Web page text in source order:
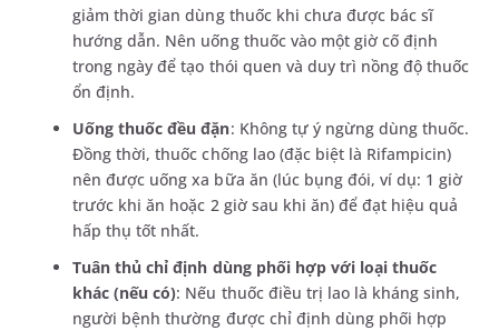
giảm thời gian dùng thuốc khi chưa được bác sĩ
hướng dẫn. Nên uống thuốc vào một giờ cố định
trong ngày để tạo thói quen và duy trì nồng độ thuốc
ổn định.
Uống thuốc đều đặn: Không tự ý ngừng dùng thuốc.
Đồng thời, thuốc chống lao (đặc biệt là Rifampicin)
nên được uống xa bữa ăn (lúc bụng đói, ví dụ: 1 giờ
trước khi ăn hoặc 2 giờ sau khi ăn) để đạt hiệu quả
hấp thụ tốt nhất.
Tuân thủ chỉ định dùng phối hợp với loại thuốc
khác (nếu có): Nếu thuốc điều trị lao là kháng sinh,
người bệnh thường được chỉ định dùng phối hợp